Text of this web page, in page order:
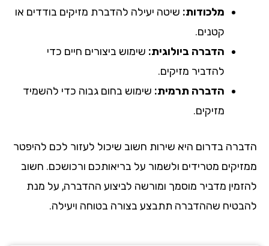
מלכודות: שיטה יעילה להדברת מזיקים בודדים או
קטנים.
הדברה ביולוגית: שימוש ביצורים חיים כדי
להדביר מזיקים.
הדברה תרמית: שימוש בחום גבוה כדי להשמיד
מזיקים.
הדברה בדרום היא שירות חשוב שיכול לעזור לכם להיפטר
ממזיקים מטרידים ולשמור על בריאותכם ורכושכם. חשוב
להזמין מדביר מוסמך ומורשה לביצוע ההדברה, על מנת
להבטיח שההדברה תתבצע בצורה בטוחה ויעילה.